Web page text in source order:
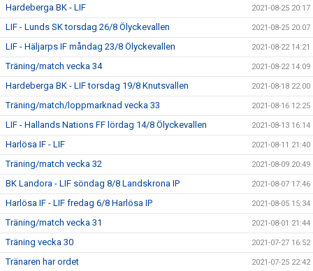
Hardeberga BK - LIF 2021-08-25 20:17
LIF - Lunds SK torsdag 26/8 Ölyckevallen 2021-08-25 20:07
LIF - Häljarps IF måndag 23/8 Ölyckevallen 2021-08-22 14:21
Träning/match vecka 34 2021-08-22 14:09
Hardeberga BK - LIF torsdag 19/8 Knutsvallen 2021-08-18 22:00
Träning/match/loppmarknad vecka 33 2021-08-16 12:25
LIF - Hallands Nations FF lördag 14/8 Ölyckevallen 2021-08-13 16:14
Harlösa IF - LIF 2021-08-11 21:40
Träning/match vecka 32 2021-08-09 20:49
BK Landora - LIF söndag 8/8 Landskrona IP 2021-08-07 17:46
Harlösa IF - LIF fredag 6/8 Harlösa IP 2021-08-05 15:34
Träning/match vecka 31 2021-08-01 21:44
Träning vecka 30 2021-07-27 16:52
Tränaren har ordet 2021-07-25 22:42